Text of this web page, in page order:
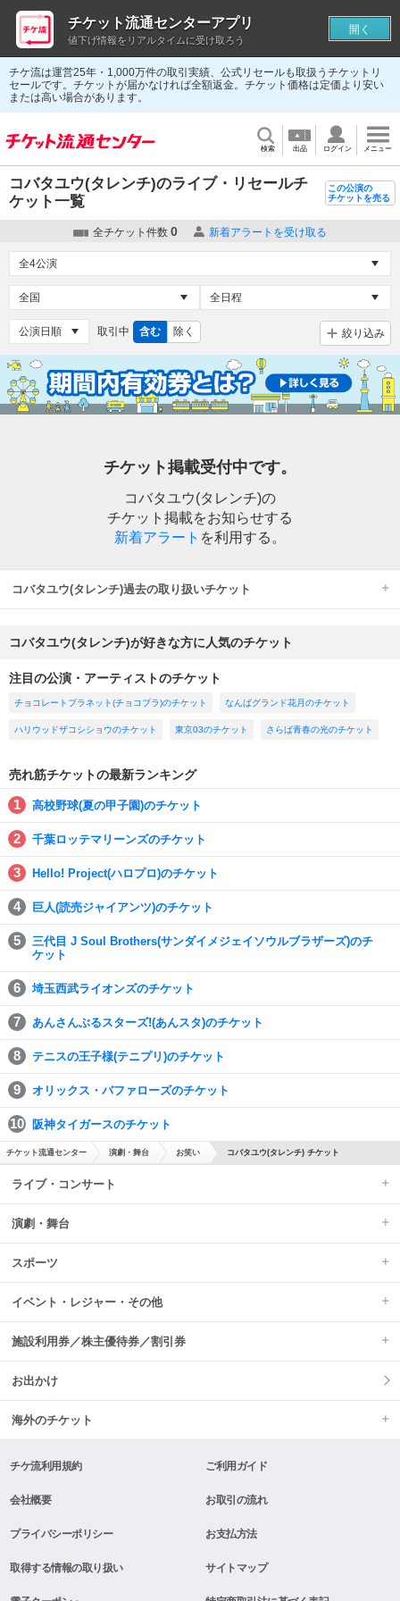
チケ流は運営25年・1,000万件の取引実績、公式リセールも取扱うチケットリ
セールです。チケットが届かなければ全額返金。チケット価格は定価より安い
または高い場合があります。
検索 出品 ログイン メニュー
コバタユウ(タレンチ)のライブ・リセールチ
ケット一覧
この公演の
チケットを売る
全チケット件数 0 新着アラートを受け取る
取引中 含む 除く 絞り込み
チケット掲載受付中です。
コバタユウ(タレンチ)の
チケット掲載をお知らせする
新着アラート を利用する。
コバタユウ(タレンチ)過去の取り扱いチケット
コバタユウ(タレンチ)が好きな方に人気のチケット
注目の公演・アーティストのチケット
チョコレートプラネット(チョコプラ)のチケット なんばグランド花月のチケット
ハリウッドザコシショウのチケット 東京03のチケット さらば青春の光のチケット
売れ筋チケットの最新ランキング
高校野球(夏の甲子園)のチケット
千葉ロッテマリーンズのチケット
Hello! Project(ハロプロ)のチケット
巨人(読売ジャイアンツ)のチケット
三代目 J Soul Brothers(サンダイメジェイソウルブラザーズ)のチ
ケット
埼玉西武ライオンズのチケット
あんさんぶるスターズ!(あんスタ)のチケット
テニスの王子様(テニプリ)のチケット
オリックス・バファローズのチケット
阪神タイガースのチケット
チケット流通センター 演劇・舞台 お笑い コバタユウ(タレンチ) チケット
ライブ・コンサート
演劇・舞台
スポーツ
イベント・レジャー・その他
施設利用券／株主優待券／割引券
お出かけ
海外のチケット
チケ流利用規約 ご利用ガイド
会社概要 お取引の流れ
プライバシーポリシー お支払方法
取得する情報の取り扱い サイトマップ
チケット流通センターアプリ
値下げ情報をリアルタイムに受け取ろう
開く